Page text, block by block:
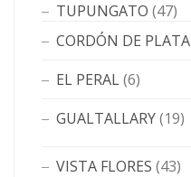
TUPUNGATO (47)
CORDÓN DE PLATA
EL PERAL(6)
GUALTALLARY(19)
VISTA FLORES (43)